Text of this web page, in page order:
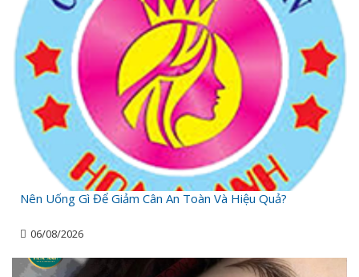
Nên Uống Gì Để Giảm Cân An Toàn Và Hiệu Quả?
06/08/2026